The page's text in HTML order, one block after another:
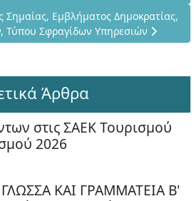
: Περί Εθνικής Σημαίας,
Σημαίας, Εμβλήματος Δημοκρατίας,
Σφραγίδων Υπηρεσιών
Άρθρα
στις ΣΑΕΚ Τουρισμού
2026
ΚΑΙ ΓΡΑΜΜΑΤΕΙΑ Β'